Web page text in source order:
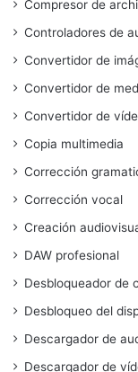
Compresor de
Controladores de
Convertidor de
Convertidor de
Convertidor de
Copia multimedia
Corrección
Corrección vocal
Creación
DAW profesional
Desbloqueador de
Desbloqueo del
Descargador de
Descargador de